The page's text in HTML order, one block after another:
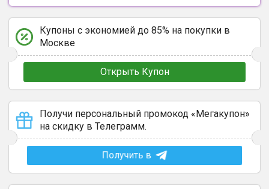
Купоны с экономией до 85% на покупки в
Москве
Открыть Купон
Получи персональный промокод «Мегакупон»
на скидку в Телеграмм.
Получить в